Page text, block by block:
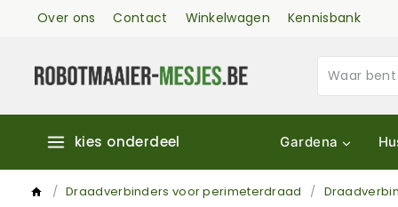
Over ons Contact Winkelwagen Kennisbank
kies onderdeel Gardena
/ Draadverbinders voor perimeterdraad /